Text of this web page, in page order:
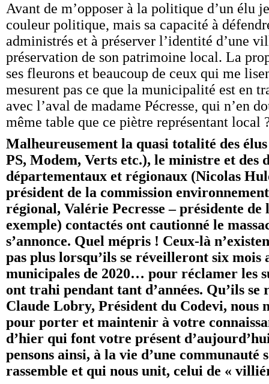
Avant de m’opposer à la politique d’un élu
couleur politique, mais sa capacité à
administrés et à préserver l’identité d’une
préservation de son patrimoine local. La
ses fleurons et beaucoup de ceux qui me
mesurent pas ce que la municipalité est en
avec l’aval de madame Pécresse, qui n’en
même table que ce piètre représentant local
Malheureusement la quasi totalité des
PS, Modem, Verts etc.), le ministre et des
départementaux et régionaux (Nicolas
président de la commission
régional, Valérie Pecresse – présidente
exemple) contactés ont cautionné le
s’annonce. Quel mépris ! Ceux-là
pas plus lorsqu’ils se réveilleront six mois
municipales de 2020… pour réclamer les
ont trahi pendant tant d’années. Qu’ils se
Claude Lobry, Président du Codevi, nous
pour porter et maintenir à votre
d’hier qui font votre présent
pensons ainsi, à la vie d’une communauté
rassemble et qui nous unit, celui de «